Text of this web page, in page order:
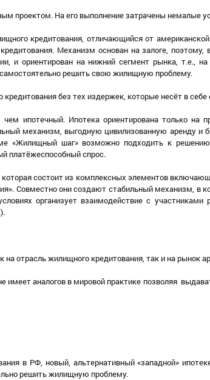
проектом. На его выполнение затрачены немалые
кредитования, отличающийся от американской
Механизм основан на залоге, поэтому,
и ориентирован на нижний сегмент рынка, т.е.,
решить свою жилищную проблему.
без тех издержек, которые несёт в себе
ипотечный. Ипотека ориентирована только на
механизм, выгодную цивилизованную аренду и
«Жилищный шаг» возможно подходить к
платёжеспособный спрос.
состоит из комплексных элементов
Совместно они создают стабильный механизм, в
организует взаимодействие с участниками
отрасль жилищного кредитования, так и на рынок
имеет аналогов в мировой практике позволяя
в РФ, новый, альтернативный «западной»
решить жилищную проблему.